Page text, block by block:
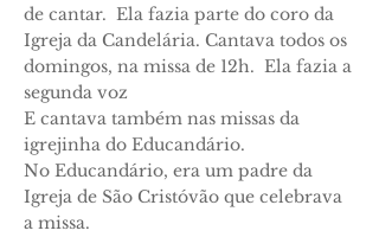
de cantar. Ela fazia parte do coro da
Igreja da Candelária. Cantava todos os
domingos, na missa de 12h. Ela fazia a
segunda voz
E cantava também nas missas da
igrejinha do Educandário.
No Educandário, era um padre da
Igreja de São Cristóvão que celebrava
a missa.